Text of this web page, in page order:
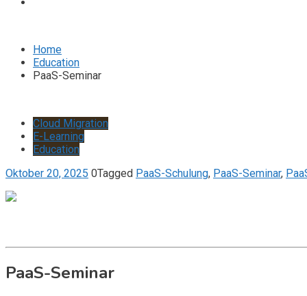
Home
Education
PaaS-Seminar
Cloud Migration
E-Learning
Education
Oktober 20, 2025 0Tagged PaaS-Schulung, PaaS-Seminar,
PaaS-Seminar